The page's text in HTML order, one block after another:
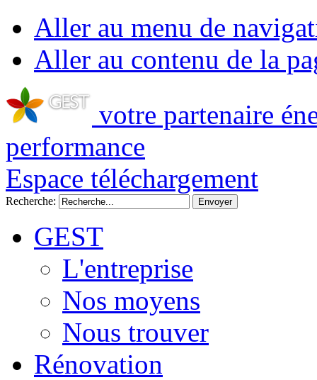
Aller au menu de
Aller au contenu de la
votre partenaire
performance
Espace téléchargement
Recherche:
GEST
L'entreprise
Nos moyens
Nous trouver
Rénovation